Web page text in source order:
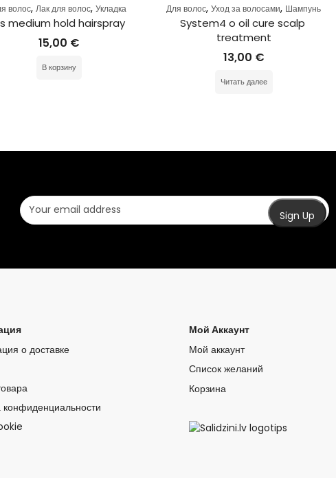
волос,Лак для волос,Укладка
medium hold hairspray
15,00 €
В корзину
Для волос,Уход за волосами, Шампунь
System4 o oil cure scalp
treatment
13,00 €
Читать далее
о доставке
конфиденциальности
Мой Аккаунт
Мой аккаунт
Список желаний
Корзина